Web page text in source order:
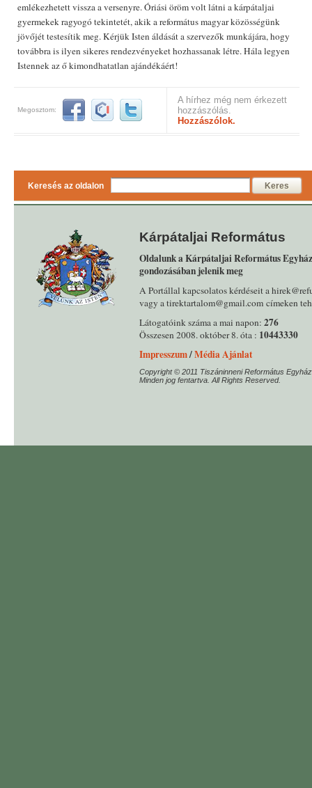
emlékezhetett vissza a versenyre. Óriási öröm volt látni a kárpátaljai
gyermekek ragyogó tekintetét, akik a református magyar közösségünk
jövőjét testesítik meg. Kérjük Isten áldását a szervezők munkájára, hogy
továbbra is ilyen sikeres rendezvényeket hozhassanak létre. Hála legyen
Istennek az ő kimondhatatlan ajándékáért!
Megosztom:
A hírhez még nem érkezett
hozzászólás.
Hozzászólok.
Keresés az oldalon Keres
Kárpátaljai Református
Oldalunk a Kárpátaljai Református
gondozásában jelenik meg
A Portállal kapcsolatos kérdéseit a
vagy a tirektartalom@gmail.com címeken
Látogatóink száma a mai napon: 276
Összesen 2008. október 8. óta : 10443330
Impresszum/Média Ajánlat
Copyright © 2011 Tiszáninneni Református
Minden jog fentartva. All Rights Reserved.